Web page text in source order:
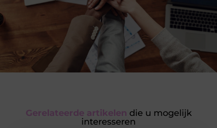
Gerelateerde artikelen die u mogelijk
interesseren